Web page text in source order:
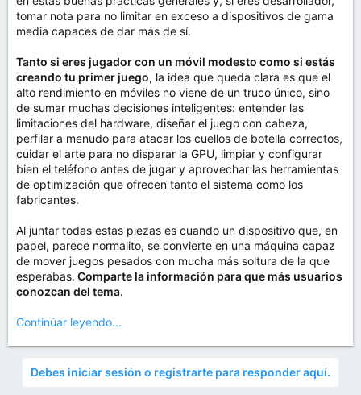
tomar nota para no limitar en exceso a dispositivos de gama
media capaces de dar más de sí.
Tanto si eres jugador con un móvil modesto como si estás
creando tu primer juego, la idea que queda clara es que el
alto rendimiento en móviles no viene de un truco único, sino
de sumar muchas decisiones inteligentes: entender las
limitaciones del hardware, diseñar el juego con cabeza,
perfilar a menudo para atacar los cuellos de botella correctos,
cuidar el arte para no disparar la GPU, limpiar y configurar
bien el teléfono antes de jugar y aprovechar las herramientas
de optimización que ofrecen tanto el sistema como los
fabricantes.
Al juntar todas estas piezas es cuando un dispositivo que, en
papel, parece normalito, se convierte en una máquina capaz
de mover juegos pesados con mucha más soltura de la que
esperabas. Comparte la información para que más usuarios
conozcan del tema.
Continúar leyendo...
Debes iniciar sesión o registrarte para responder aquí.